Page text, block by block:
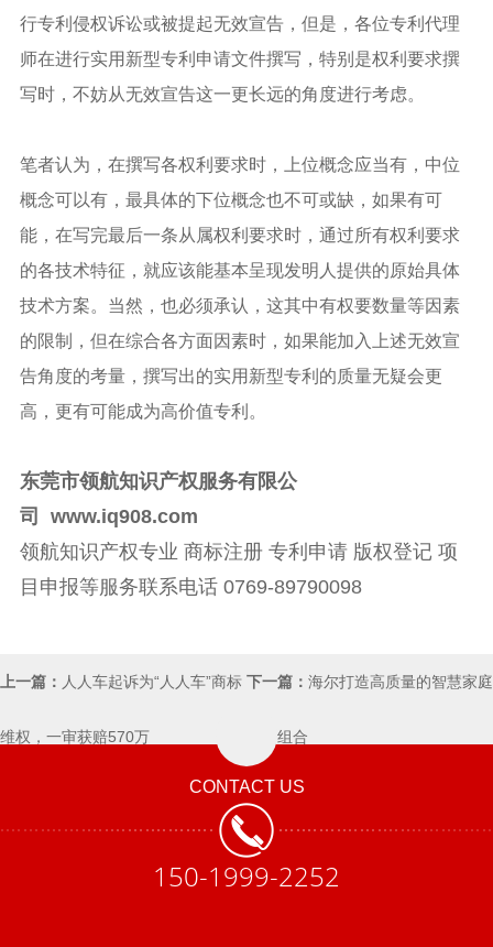
行专利侵权诉讼或被提起无效宣告，但是，各位专利代理
师在进行实用新型专利申请文件撰写，特别是权利要求撰
写时，不妨从无效宣告这一更长远的角度进行考虑。
笔者认为，在撰写各权利要求时，上位概念应当有，中位
概念可以有，最具体的下位概念也不可或缺，如果有可
能，在写完最后一条从属权利要求时，通过所有权利要求
的各技术特征，就应该能基本呈现发明人提供的原始具体
技术方案。当然，也必须承认，这其中有权要数量等因素
的限制，但在综合各方面因素时，如果能加入上述无效宣
告角度的考量，撰写出的实用新型专利的质量无疑会更
高，更有可能成为高价值专利。
东莞市领航知识产权服务有限公
司 www.iq908.com
领航知识产权专业 商标注册 专利申请 版权登记 项
目申报等服务联系电话 0769-89790098
上一篇： 人人车起诉为“人人车”商标
维权，一审获赔570万
下一篇： 海尔打造高质量的智慧家庭
专利组合
CONTACT US
150-1999-2252